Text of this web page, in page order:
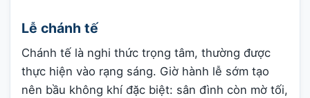
Lễ chánh tế
Chánh tế là nghi thức trọng tâm, thường được
thực hiện vào rạng sáng. Giờ hành lễ sớm tạo
nên bầu không khí đặc biệt: sân đình còn mờ tối,